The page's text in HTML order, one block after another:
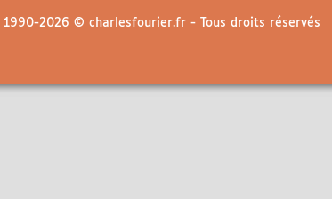
1990-2026 © charlesfourier.fr - Tous droits réservés